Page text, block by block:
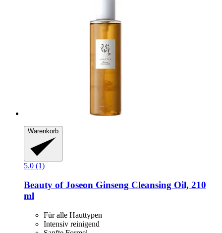
Warenkorb
5.0 (1)
Beauty of Joseon Ginseng Cleansing Oil, 210
ml
Für alle Hauttypen
Intensiv reinigend